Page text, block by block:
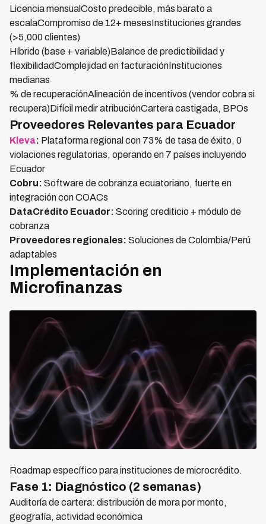
Licencia mensualCosto predecible, más barato a
escalaCompromiso de 12+ mesesInstituciones grandes
(>5,000 clientes)
Híbrido (base + variable)Balance de predictibilidad y
flexibilidadComplejidad en facturaciónInstituciones
medianas
% de recuperaciónAlineación de incentivos (vendor cobra si
recupera)Difícil medir atribuciónCartera castigada, BPOs
Proveedores Relevantes para Ecuador
Kleva: Plataforma regional con 73% de tasa de éxito, 0
violaciones regulatorias, operando en 7 países incluyendo
Ecuador
Cobru: Software de cobranza ecuatoriano, fuerte en
integración con COACs
DataCrédito Ecuador: Scoring crediticio + módulo de
cobranza
Proveedores regionales: Soluciones de Colombia/Perú
adaptables
Implementación en
Microfinanzas
Roadmap específico para instituciones de microcrédito.
Fase 1: Diagnóstico (2 semanas)
Auditoría de cartera: distribución de mora por monto,
geografía, actividad económica